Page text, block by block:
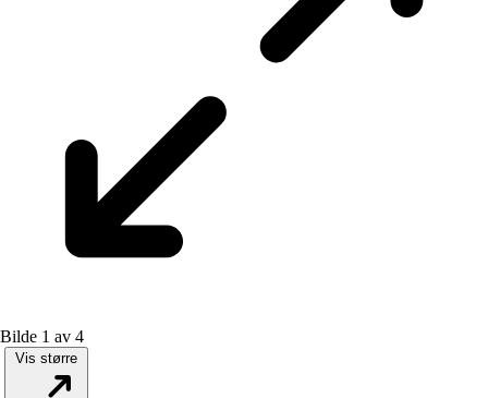
Bilde 1 av 4
Vis større